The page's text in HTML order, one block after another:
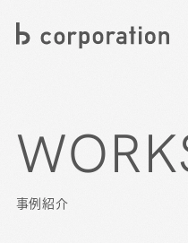
事例紹介